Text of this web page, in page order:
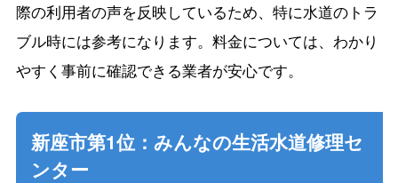
際の利用者の声を反映しているため、特に水道のトラ
ブル時には参考になります。料金については、わかり
やすく事前に確認できる業者が安心です。
新座市第1位：みんなの生活水道修理セ
ンター